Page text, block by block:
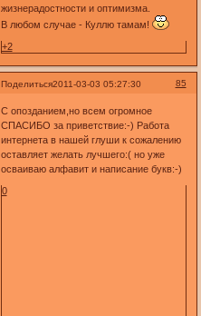
жизнерадостности и оптимизма.
В любом случае - Куллю тамам!
+2
Поделиться 85
2011-03-03 05:27:30
С опозданием,но всем огромное
СПАСИБО за приветствие:-) Работа
интернета в нашей глуши к сожалению
оставляет желать лучшего:( но уже
осваиваю алфавит и написание букв:-)
0